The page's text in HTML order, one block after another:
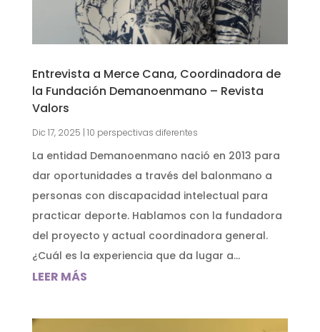
Entrevista a Merce Cana, Coordinadora de
la Fundación Demanoenmano – Revista
Valors
Dic 17, 2025 | 10 perspectivas diferentes
La entidad Demanoenmano nació en 2013 para
dar oportunidades a través del balonmano a
personas con discapacidad intelectual para
practicar deporte. Hablamos con la fundadora
del proyecto y actual coordinadora general.
¿Cuál es la experiencia que da lugar a...
LEER MÁS